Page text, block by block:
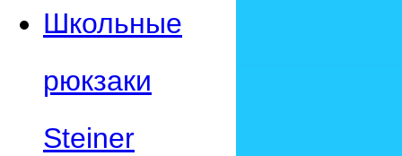
Школьные
рюкзаки
Steiner